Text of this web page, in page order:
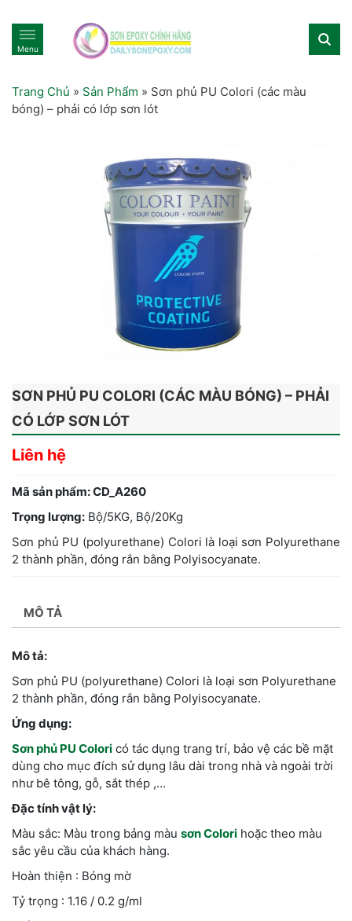
Menu
Trang Chủ » Sản Phẩm » Sơn phủ PU Colori (các màu
bóng) – phải có lớp sơn lót
SƠN PHỦ PU COLORI (CÁC MÀU BÓNG) – PHẢI
CÓ LỚP SƠN LÓT
Liên hệ
Mã sản phẩm: CD_A260
Trọng lượng: Bộ/5KG, Bộ/20Kg
Sơn phủ PU (polyurethane) Colori là loại sơn Polyurethane
2 thành phần, đóng rắn bằng Polyisocyanate.
MÔ TẢ
Mô tả:
Sơn phủ PU (polyurethane) Colori là loại sơn Polyurethane
2 thành phần, đóng rắn bằng Polyisocyanate.
Ứng dụng:
Sơn phủ PU Colori có tác dụng trang trí, bảo vệ các bề mặt
dùng cho mục đích sử dụng lâu dài trong nhà và ngoài trời
như bê tông, gỗ, sắt thép ,…
Đặc tính vật lý:
Màu sắc: Màu trong bảng màu sơn Colori hoặc theo màu
sắc yêu cầu của khách hàng.
Hoàn thiện : Bóng mờ
Tỷ trọng : 1.16 / 0.2 g/ml